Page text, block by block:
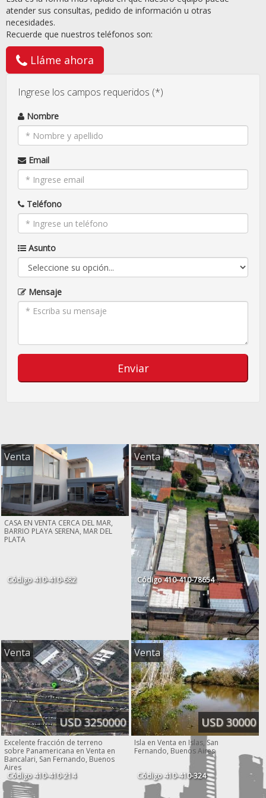
atender sus consultas, pedido de información u otras
necesidades.
Recuerde que nuestros teléfonos son:
Lláme ahora
Ingrese los campos requeridos (*)
Nombre
Email
Teléfono
Asunto
Mensaje
Enviar
Código410-410-682
Venta
CASA EN VENTA CERCA DEL MAR,
BARRIO PLAYA SERENA, MAR DEL
PLATA
Código410-410-78654
Venta
USD 980000
EXCELENTE LOTE DE TERRENO PARA
CONSTRUCCION DE EDIFICIO,
VICTORIA, SAN FERNANDO, ZONA
NORTE
Código410-410-214
Venta
USD 3250000
Excelente fracción de terreno
sobre Panamericana en Venta en
Bancalari, San Fernando, Buenos
Aires
Código410-410-324
Venta
USD 30000
Isla en Venta en Islas, San
Fernando, Buenos Aires